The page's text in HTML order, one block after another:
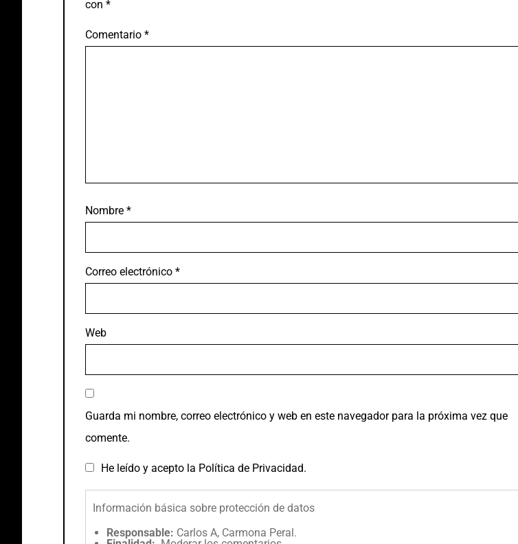
con *
Comentario *
Nombre *
Correo electrónico *
Web
Guarda mi nombre, correo electrónico y web en este navegador para la próxima vez que
comente.
He leído y acepto la Política de Privacidad.
Información básica sobre protección de datos
Responsable: Carlos A, Carmona Peral.